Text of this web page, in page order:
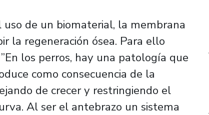
de un biomaterial, la membrana
la regeneración ósea. Para ello
los perros, hay una patología que
como consecuencia de la
de crecer y restringiendo el
Al ser el antebrazo un sistema